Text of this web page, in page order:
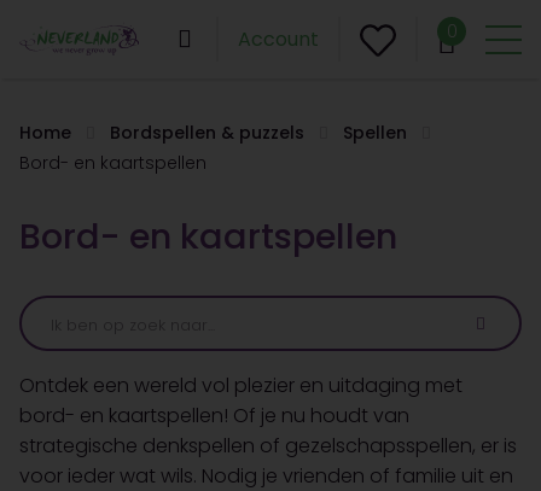
Account 0
Home Bordspellen & puzzels
Spellen
Bord- en kaartspellen
Bord- en kaartspellen
Ontdek een wereld vol plezier en uitdaging met
bord- en kaartspellen! Of je nu houdt van
strategische denkspellen of gezelschapsspellen, er is
voor ieder wat wils. Nodig je vrienden of familie uit en